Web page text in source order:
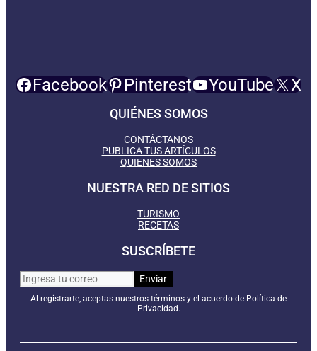
Facebook Pinterest YouTube X
QUIÉNES SOMOS
CONTÁCTANOS
PUBLICA TUS ARTÍCULOS
QUIENES SOMOS
NUESTRA RED DE SITIOS
TURISMO
RECETAS
SUSCRÍBETE
Al registrarte, aceptas nuestros términos y el acuerdo de Política de
Privacidad.